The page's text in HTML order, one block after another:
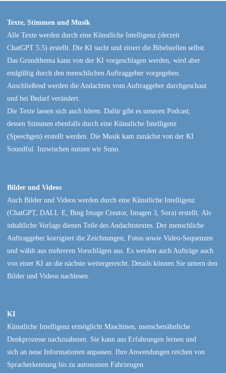
Texte, Stimmen und Musik
Alle Texte werden durch eine Künstliche Intelligenz (derzeit
ChatGPT 5.5) erstellt. Die KI sucht und zitiert die Bibelstellen selbst.
Das Grundthema kann von der KI vorgeschlagen werden, wird aber
endgültig durch den menschlichen Auftraggeber vorgegeben.
Anschließend werden die Andachten vom Auftraggeber durchgeschaut
und bei Bedarf verändert.
Die Texte lassen sich auch hören. Dafür gibt es unseren Podcast,
dessen Stimmen ebenfalls durch eine Künstliche Intelligenz
(Speechgen) erstellt werden. Die Musik kam zunächst von der KI
Soundful. Inzwischen nutzen wir Suno.
Bilder und Videos
Auch Bilder und Videos werden durch eine Künstliche Intelligenz
(ChatGPT, DALL·E, Bing Image Creator, Imagen 3, Sora) erstellt. Als
inhaltliche Vorlage dienen Teile des Andachtstextes. Der menschliche
Auftraggeber korrigiert die Zeichnungen, Fotos sowie Video-Sequenzen
und wählt aus mehreren Vorschlägen aus. Es werden auch Aufträge auch
von einer KI an die nächste weitergereicht. Details können Sie untern den
Bilder und Videos nachlesen.
KI
Künstliche Intelligenz ermöglicht Maschinen, menschenähnliche
Denkprozesse nachzuahmen. Sie kann aus Erfahrungen lernen und
sich an neue Informationen anpassen. Ihre Anwendungen reichen von
Spracherkennung bis zu autonomen Fahrzeugen.